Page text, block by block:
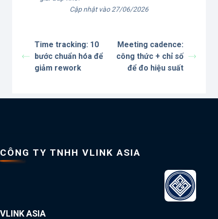
Cập nhật vào 27/06/2026
Time tracking: 10
bước chuẩn hóa để
giảm rework
Meeting cadence:
công thức + chỉ số
để đo hiệu suất
CÔNG TY TNHH VLINK ASIA
VLINK ASIA